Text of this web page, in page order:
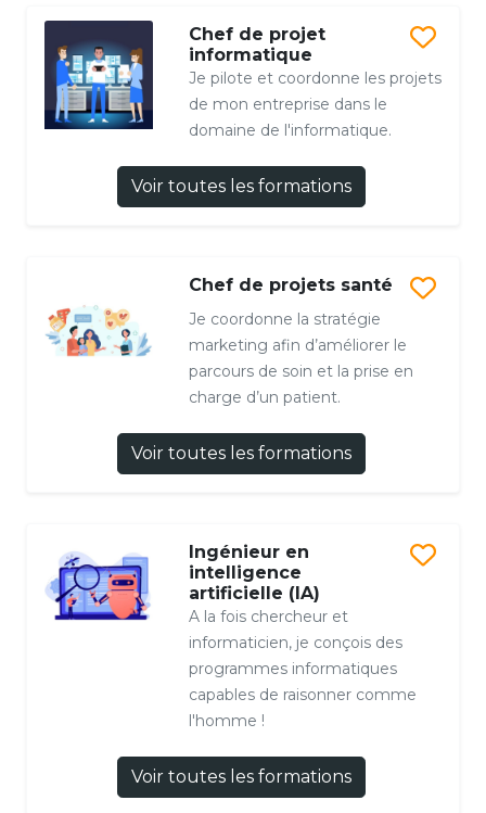
Chef de projet
informatique
Je pilote et coordonne les projets
de mon entreprise dans le
domaine de l'informatique.
Voir toutes les formations
Chef de projets santé
Je coordonne la stratégie
marketing afin d’améliorer le
parcours de soin et la prise en
charge d’un patient.
Voir toutes les formations
Ingénieur en
intelligence
artificielle (IA)
A la fois chercheur et
informaticien, je conçois des
programmes informatiques
capables de raisonner comme
l'homme !
Voir toutes les formations